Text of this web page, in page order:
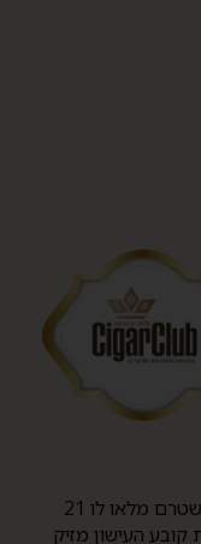
מכירה של מוצרי טבק ואלכוהול למי שטרם מלאו לו 21
העישון מזיק